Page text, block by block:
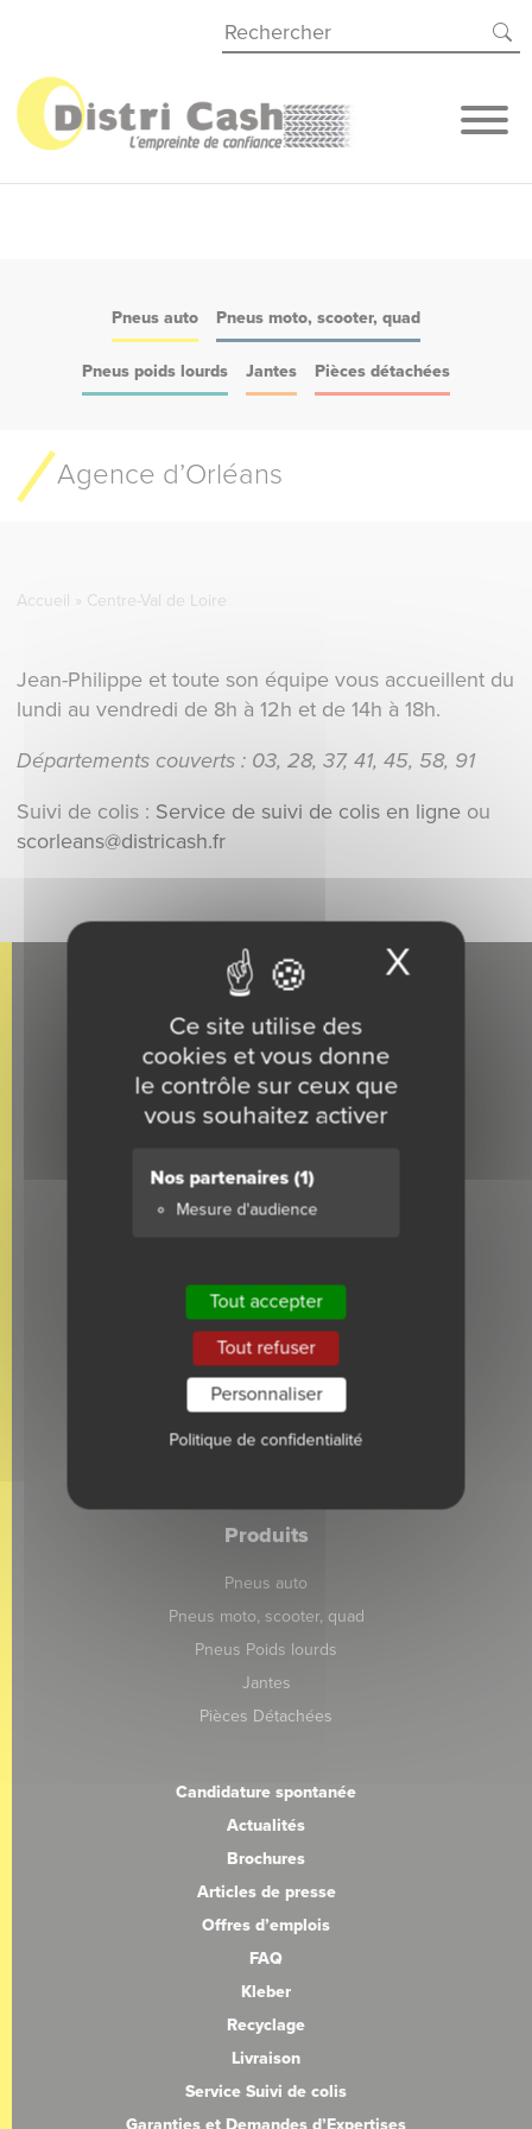
Pneus auto Pneus moto, scooter, quad
Pneus poids lourds Jantes Pièces détachées
Agence d’Orléans
Accueil Centre-Val de Loire
Jean-Philippe et toute son équipe vous accueillent du
lundi au vendredi de 8h à 12h et de 14h à 18h.
Départements couverts : 03, 28, 37, 41, 45, 58, 91
Suivi de colis : Service de suivi de colis en ligneou
scorleans@districash.fr
Qui sommes-nous ?
Notre Histoire
Nos valeurs, nos ambitions
Nos agences et commerciaux
Articles de presse
Témoignages
Continental
Kleber
Michelin
BFGoodrich
COOPER
Produits
Pneus auto
Pneus moto, scooter, quad
Pneus Poids lourds
Jantes
Pièces Détachées
Candidature spontanée
Actualités
Brochures
Articles de presse
Offres d’emplois
FAQ
Kleber
Recyclage
Livraison
Service Suivi de colis
Ce site utilise des
cookies et vous donne
le contrôle sur ceux que
vous souhaitez activer
Nos partenaires(1)
Mesure d'audience
Tout accepter
Tout refuser
Personnaliser
Politique de confidentialité
X